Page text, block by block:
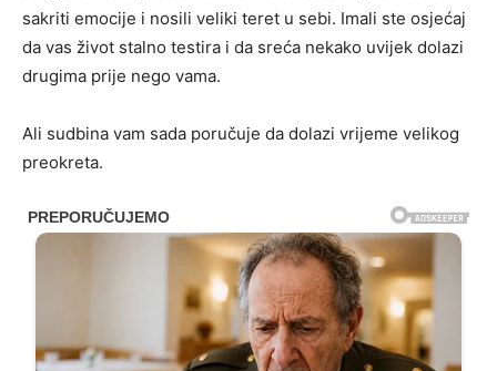
sakriti emocije i nosili veliki teret u sebi. Imali ste osjećaj
da vas život stalno testira i da sreća nekako uvijek dolazi
drugima prije nego vama.
Ali sudbina vam sada poručuje da dolazi vrijeme velikog
preokreta.